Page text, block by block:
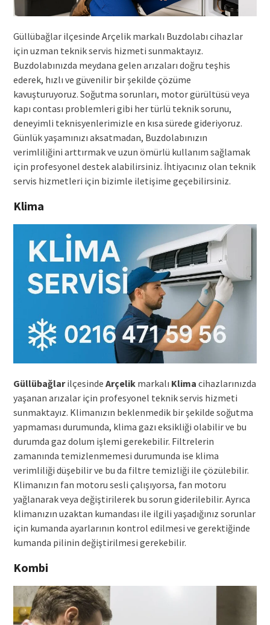
Güllübağlar ilçesinde Arçelik markalı Buzdolabı cihazlar
için uzman teknik servis hizmeti sunmaktayız.
Buzdolabınızda meydana gelen arızaları doğru teşhis
ederek, hızlı ve güvenilir bir şekilde çözüme
kavuşturuyoruz. Soğutma sorunları, motor gürültüsü veya
kapı contası problemleri gibi her türlü teknik sorunu,
deneyimli teknisyenlerimizle en kısa sürede gideriyoruz.
Günlük yaşamınızı aksatmadan, Buzdolabınızın
verimliliğini arttırmak ve uzun ömürlü kullanım sağlamak
için profesyonel destek alabilirsiniz. İhtiyacınız olan teknik
servis hizmetleri için bizimle iletişime geçebilirsiniz.
Klima
Güllübağlarilçesinde Arçelikmarkalı Klima cihazlarınızda
yaşanan arızalar için profesyonel teknik servis hizmeti
sunmaktayız. Klimanızın beklenmedik bir şekilde soğutma
yapmaması durumunda, klima gazı eksikliği olabilir ve bu
durumda gaz dolum işlemi gerekebilir. Filtrelerin
zamanında temizlenmemesi durumunda ise klima
verimliliği düşebilir ve bu da filtre temizliği ile çözülebilir.
Klimanızın fan motoru sesli çalışıyorsa, fan motoru
yağlanarak veya değiştirilerek bu sorun giderilebilir. Ayrıca
klimanızın uzaktan kumandası ile ilgili yaşadığınız sorunlar
için kumanda ayarlarının kontrol edilmesi ve gerektiğinde
kumanda pilinin değiştirilmesi gerekebilir.
Kombi